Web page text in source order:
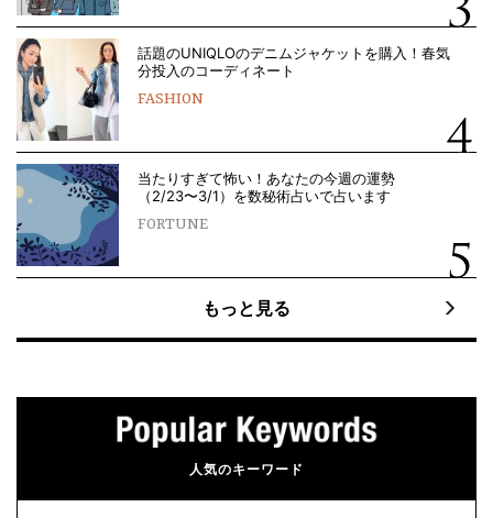
話題のUNIQLOのデニムジャケットを購入！春気
分投入のコーディネート
FASHION
当たりすぎて怖い！あなたの今週の運勢
（2/23〜3/1）を数秘術占いで占います
FORTUNE
もっと見る
人気のキーワード